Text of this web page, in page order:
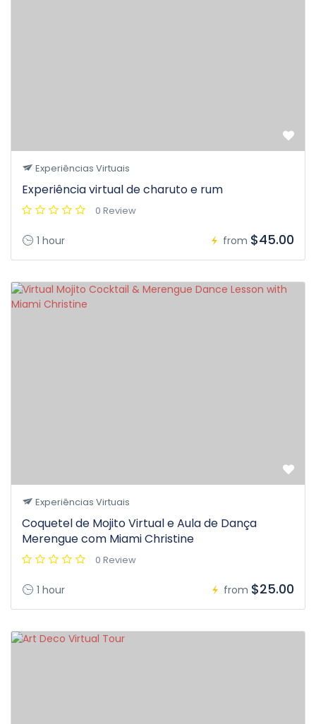
Experiências Virtuais
Experiência virtual de charuto e rum
0 Review
1 hour from $45.00
Experiências Virtuais
Coquetel de Mojito Virtual e Aula de Dança
Merengue com Miami Christine
0 Review
1 hour from $25.00